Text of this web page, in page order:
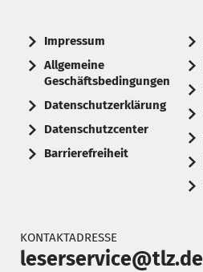
Impressum
Allgemeine
Geschäftsbedingungen
Datenschutzerklärung
Datenschutzcenter
Barrierefreiheit
KONTAKTADRESSE
leserservice@tlz.de